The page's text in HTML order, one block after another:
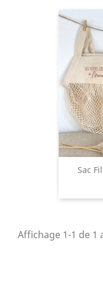
Sac
Affichage 1-1 de 1